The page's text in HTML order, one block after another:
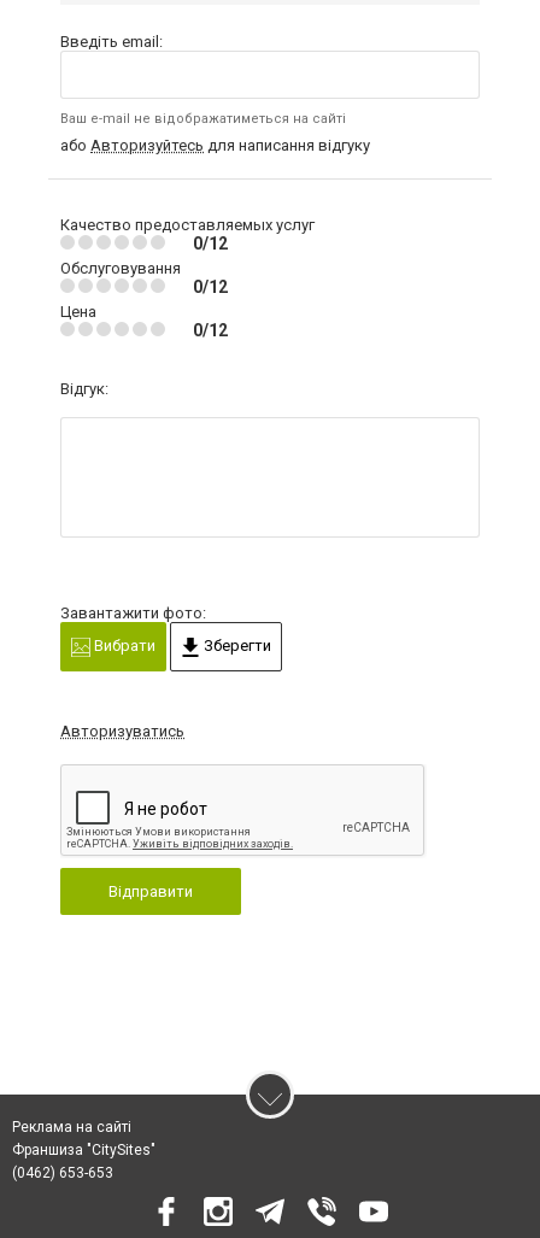
Введіть email:
Ваш e-mail не відображатиметься на сайті
або Авторизуйтесь для написання відгуку
Качество предоставляемых услуг
0/12
Обслуговування
0/12
Цена
0/12
Відгук:
Завантажити фото:
Вибрати
Зберегти
Авторизуватись
Відправити
Реклама на сайті
Франшиза "CitySites"
(0462) 653-653